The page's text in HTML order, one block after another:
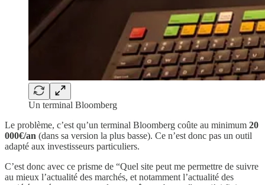
Un terminal Bloomberg
Le problème, c’est qu’un terminal Bloomberg coûte au minimum 20
000€/an (dans sa version la plus basse). Ce n’est donc pas un outil
adapté aux investisseurs particuliers.
C’est donc avec ce prisme de “Quel site peut me permettre de suivre
au mieux l’actualité des marchés, et notamment l’actualité des